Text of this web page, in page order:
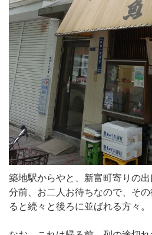
築地駅からやと、新富町寄りの
分前、お二人お待ちなので、そ
ると続々と後ろに並ばれる方々。